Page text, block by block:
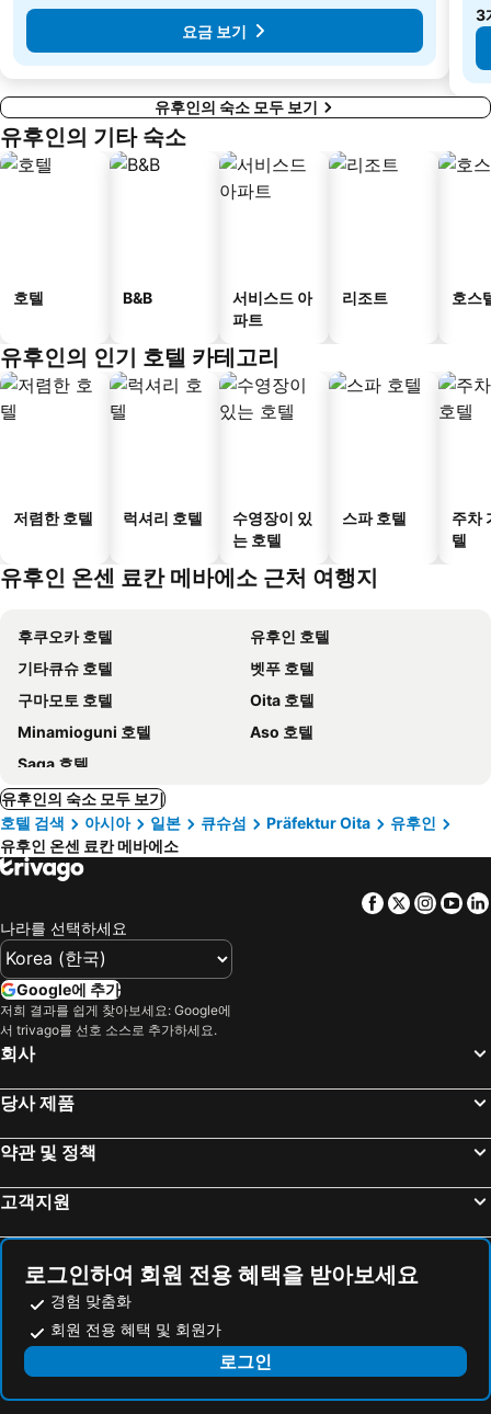
요금 보기
3
유후인의 숙소 모두 보기
유후인의 기타 숙소
호텔 B&B
서비스드 아
파트
리조트 호스
유후인의 인기 호텔 카테고리
저렴한 호텔 럭셔리 호텔
수영장이 있
는 호텔
스파 호텔
주차
텔
유후인 온센 료칸 메바에소 근처 여행지
후쿠오카 호텔
유후인 호텔
기타큐슈 호텔
벳푸 호텔
구마모토 호텔
Oita 호텔
Minamioguni 호텔
Aso 호텔
Saga 호텔
유후인의 숙소 모두 보기
호텔 검색
아시아 일본 큐슈섬 Präfektur Oita
유후인
유후인 온센 료칸 메바에소
Facebook
Twitter
나라를 선택하세요
Google에 추가
저희 결과를 쉽게 찾아보세요: Google에
서 trivago를 선호 소스로 추가하세요.
회사
당사 제품
약관 및 정책
고객지원
로그인하여 회원 전용 혜택을 받아보세요
경험 맞춤화
회원 전용 혜택 및 회원가
로그인